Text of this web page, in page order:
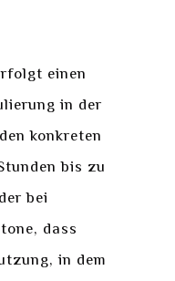
einen
in der
konkreten
bis zu
bei
dass
in dem